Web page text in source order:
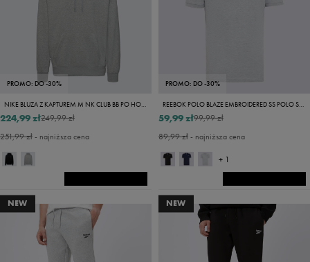
PROMO: DO -30%
249,99 zł
224,99 zł
251,99 zł- najniższa cena
PROMO: DO -30%
99,99 zł
59,99 zł
89,99 zł- najniższa cena
+ 1
NEW NEW